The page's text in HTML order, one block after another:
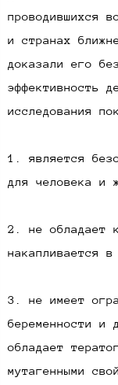
проводившихся
и странах
доказали его
эффективность
исследования
1. является
для человека и
2. не обладает
накапливается
3. не имеет
беременности и
обладает
мутагенными